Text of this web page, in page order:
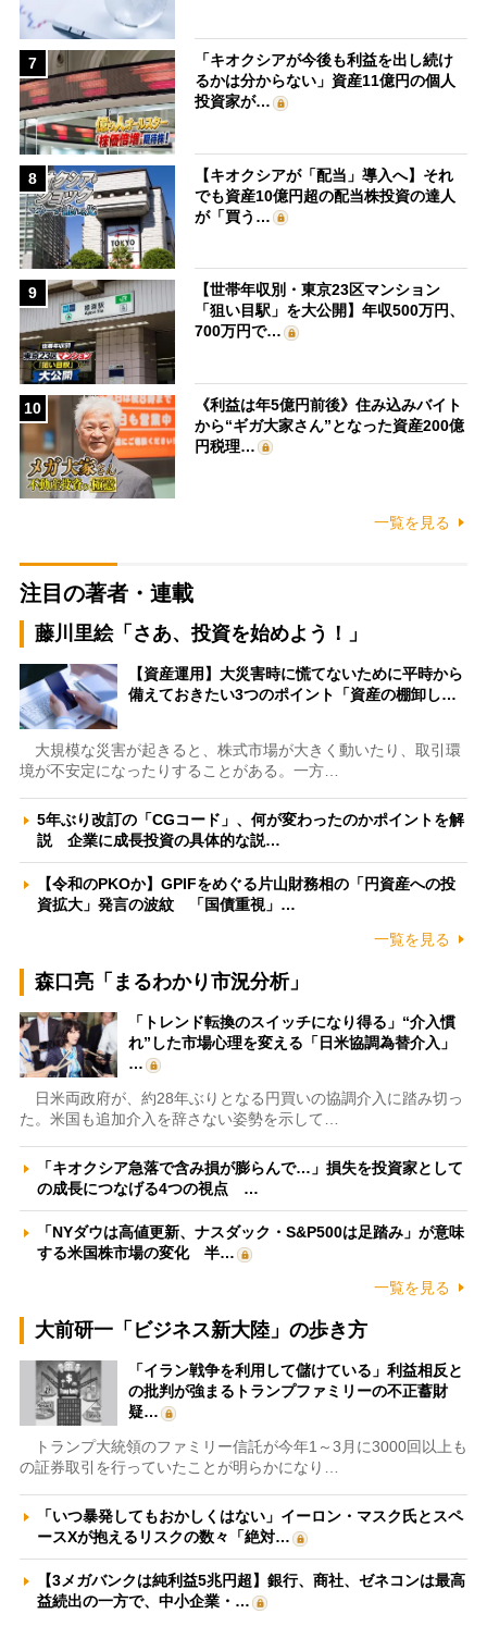
7
「キオクシアが今後も利益を出し続け
るかは分からない」資産11億円の個人
投資家が…
8
【キオクシアが「配当」導入へ】それ
でも資産10億円超の配当株投資の達人
が「買う…
9
【世帯年収別・東京23区マンション
「狙い目駅」を大公開】年収500万円、
700万円で…
10
《利益は年5億円前後》住み込みバイト
から“ギガ大家さん”となった資産200億
円税理…
一覧を見る
注目の著者・連載
藤川里絵「さあ、投資を始めよう！」
【資産運用】大災害時に慌てないために平時から
備えておきたい3つのポイント「資産の棚卸し…
大規模な災害が起きると、株式市場が大きく動いたり、取引環
境が不安定になったりすることがある。一方…
5年ぶり改訂の「CGコード」、何が変わったのかポイントを解
説 企業に成長投資の具体的な説…
【令和のPKOか】GPIFをめぐる片山財務相の「円資産への投
資拡大」発言の波紋 「国債重視」…
一覧を見る
森口亮「まるわかり市況分析」
「トレンド転換のスイッチになり得る」“介入慣
れ”した市場心理を変える「日米協調為替介入」
…
日米両政府が、約28年ぶりとなる円買いの協調介入に踏み切っ
た。米国も追加介入を辞さない姿勢を示して…
「キオクシア急落で含み損が膨らんで…」損失を投資家として
の成長につなげる4つの視点 …
「NYダウは高値更新、ナスダック・S&P500は足踏み」が意味
する米国株市場の変化 半…
一覧を見る
大前研一「ビジネス新大陸」の歩き方
「イラン戦争を利用して儲けている」利益相反と
の批判が強まるトランプファミリーの不正蓄財
疑…
トランプ大統領のファミリー信託が今年1～3月に3000回以上も
の証券取引を行っていたことが明らかになり…
「いつ暴発してもおかしくはない」イーロン・マスク氏とスペ
ースXが抱えるリスクの数々「絶対…
【3メガバンクは純利益5兆円超】銀行、商社、ゼネコンは最高
益続出の一方で、中小企業・…